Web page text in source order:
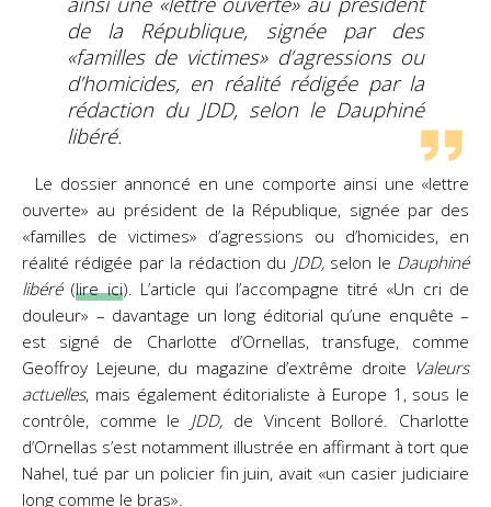
de la République, signée par des
«familles de victimes» d’agressions ou
d’homicides, en réalité rédigée par la
rédaction du JDD, selon le Dauphiné
libéré.
Le dossier annoncé en une comporte ainsi une «lettre
ouverte» au président de la République, signée par des
«familles de victimes» d’agressions ou d’homicides, en
réalité rédigée par la rédaction du JDD,selon le Dauphiné
libéré(lire ici). L’article qui l’accompagne titré «Un cri de
douleur» – davantage un long éditorial qu’une enquête –
est signé de Charlotte d’Ornellas, transfuge, comme
Geoffroy Lejeune, du magazine d’extrême droite Valeurs
actuelles, mais également éditorialiste à Europe 1, sous le
contrôle, comme le JDD, de Vincent Bolloré. Charlotte
d’Ornellas s’est notamment illustrée en affirmant à tort que
Nahel, tué par un policier fin juin, avait «un casier judiciaire
long comme le bras».